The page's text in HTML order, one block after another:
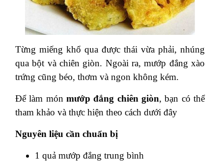
Từng miếng khổ qua được thái vừa phải, nhúng
qua bột và chiên giòn. Ngoài ra, mướp đắng xào
trứng cũng béo, thơm và ngon không kém.
Để làm món mướp đắng chiên giòn, bạn có thể
tham khảo và thực hiện theo cách dưới đây
Nguyên liệu cần chuẩn bị
1 quả mướp đắng trung bình